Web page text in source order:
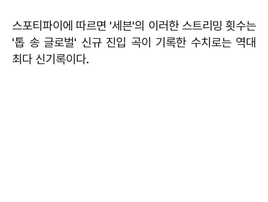
스포티파이에 따르면 '세븐'의 이러한 스트리밍 횟수는
'톱 송 글로벌' 신규 진입 곡이 기록한 수치로는 역대
최다 신기록이다.